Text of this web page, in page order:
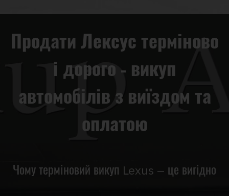
Продати Лексус терміново
і дорого - викуп
автомобілів з виїздом та
оплатою
Чому терміновий викуп Lexus – це вигідно